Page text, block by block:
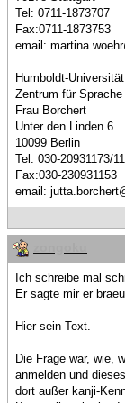
Tel: 0711-1873707
Fax:0711-1873753
email:
Humboldt-
Zentrum für
Frau Borchert
Unter den Linden 6
10099 Berlin
Tel: 030-20931173/
Fax:030-230931153
email:
Ich schreibe mal
Er sagte mir er
Hier sein Text.
Die Frage war, wie,
anmelden und
dort außer kanji-